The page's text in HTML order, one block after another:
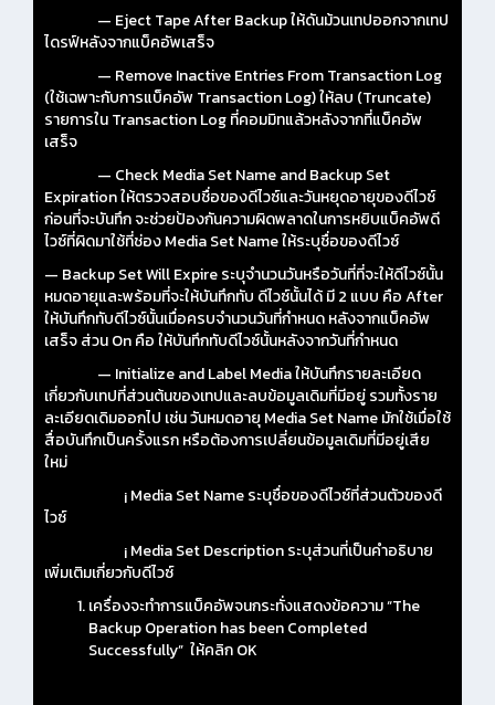
— Eject Tape After Backup ให้ดันม้วนเทปออกจากเทป
ไดรฟ์หลังจากแบ็คอัพเสร็จ
— Remove Inactive Entries From Transaction Log
(ใช้เฉพาะกับการแบ็คอัพ Transaction Log) ให้ลบ (Truncate)
รายการใน Transaction Log ที่คอมมิทแล้วหลังจากที่แบ็คอัพ
เสร็จ
— Check Media Set Name and Backup Set
Expiration ให้ตรวจสอบชื่อของดีไวซ์และวันหยุดอายุของดีไวซ์
ก่อนที่จะบันทึก จะช่วยป้องกันความผิดพลาดในการหยิบแบ็คอัพดี
ไวซ์ที่ผิดมาใช้ที่ช่อง Media Set Name ให้ระบุชื่อของดีไวซ์
— Backup Set Will Expire ระบุจำนวนวันหรือวันที่ที่จะให้ดีไวซ์นั้น
หมดอายุและพร้อมที่จะให้บันทึกทับ ดีไวซ์นั้นได้ มี 2 แบบ คือ After
ให้บันทึกทับดีไวซ์นั้นเมื่อครบจำนวนวันที่กำหนด หลังจากแบ็คอัพ
เสร็จ ส่วน On คือ ให้บันทึกทับดีไวซ์นั้นหลังจากวันที่กำหนด
— Initialize and Label Media ให้บันทึกรายละเอียด
เกี่ยวกับเทปที่ส่วนต้นของเทปและลบข้อมูลเดิมที่มีอยู่ รวมทั้งราย
ละเอียดเดิมออกไป เช่น วันหมดอายุ Media Set Name มักใช้เมื่อใช้
สื่อบันทึกเป็นครั้งแรก หรือต้องการเปลี่ยนข้อมูลเดิมที่มีอยู่เสีย
ใหม่
¡ Media Set Name ระบุชื่อของดีไวซ์ที่ส่วนตัวของดี
ไวซ์
¡ Media Set Description ระบุส่วนที่เป็นคำอธิบาย
เพิ่มเติมเกี่ยวกับดีไวซ์
เครื่องจะทำการแบ็คอัพจนกระทั่งแสดงข้อความ “The
Backup Operation has been Completed
Successfully” ให้คลิก OK